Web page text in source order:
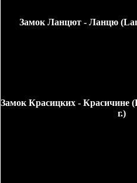
Замок Ланцют - Ланцю
Замок Красицких - Красичине
г.)